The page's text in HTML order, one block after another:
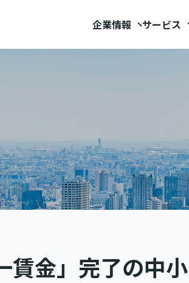
企業情報 サービス
賃金」完了の中小